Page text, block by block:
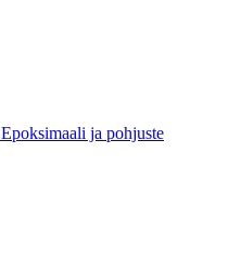
ja pohjuste